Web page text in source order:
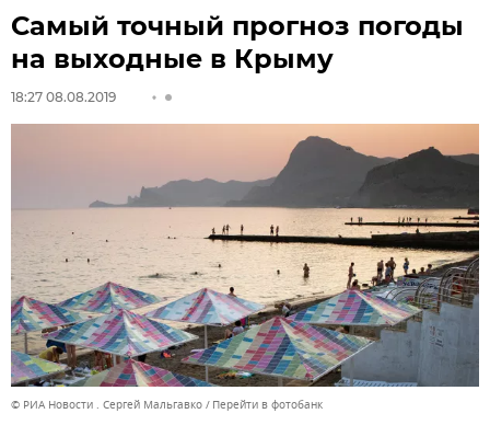
Самый точный прогноз погоды
на выходные в Крыму
18:27 08.08.2019
© РИА Новости . Сергей Мальгавко Перейти в фотобанк